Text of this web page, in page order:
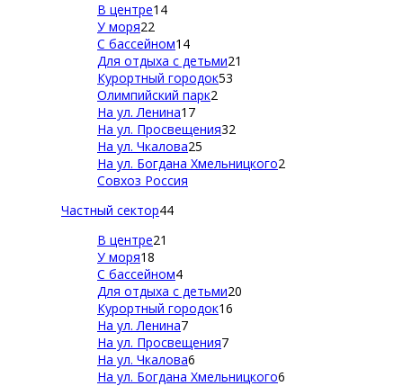
В центре14
У моря22
С бассейном14
Для отдыха с детьми21
Курортный городок53
Олимпийский парк2
На ул. Ленина17
На ул. Просвещения32
На ул. Чкалова25
На ул. Богдана Хмельницкого2
Совхоз Россия
Частный сектор44
В центре21
У моря18
С бассейном4
Для отдыха с детьми20
Курортный городок16
На ул. Ленина7
На ул. Просвещения7
На ул. Чкалова6
На ул. Богдана Хмельницкого6